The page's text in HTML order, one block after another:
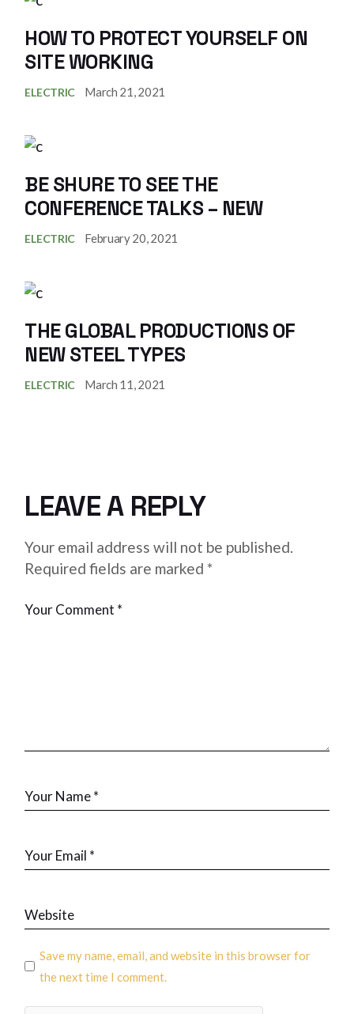
HOW TO PROTECT YOURSELF ON
SITE WORKING
ELECTRIC March 21, 2021
BE SHURE TO SEE THE
CONFERENCE TALKS – NEW
ELECTRIC February 20, 2021
THE GLOBAL PRODUCTIONS OF
NEW STEEL TYPES
ELECTRIC March 11, 2021
LEAVE A REPLY
Your email address will not be published.
Required fields are marked*
Save my name, email, and website in this browser for
the next time I comment.